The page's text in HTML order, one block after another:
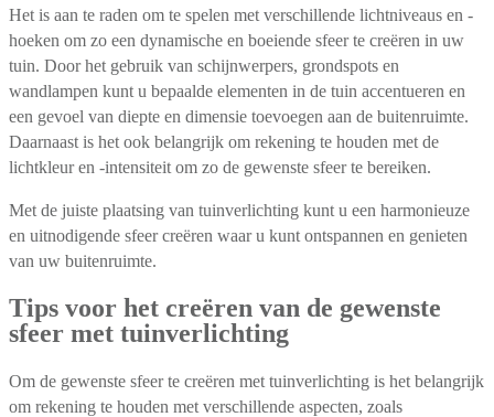
Het is aan te raden om te spelen met verschillende lichtniveaus en -
hoeken om zo een dynamische en boeiende sfeer te creëren in uw
tuin. Door het gebruik van schijnwerpers, grondspots en
wandlampen kunt u bepaalde elementen in de tuin accentueren en
een gevoel van diepte en dimensie toevoegen aan de buitenruimte.
Daarnaast is het ook belangrijk om rekening te houden met de
lichtkleur en -intensiteit om zo de gewenste sfeer te bereiken.
Met de juiste plaatsing van tuinverlichting kunt u een harmonieuze
en uitnodigende sfeer creëren waar u kunt ontspannen en genieten
van uw buitenruimte.
Tips voor het creëren van de gewenste
sfeer met tuinverlichting
Om de gewenste sfeer te creëren met tuinverlichting is het belangrijk
om rekening te houden met verschillende aspecten, zoals